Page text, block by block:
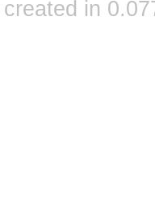
created in